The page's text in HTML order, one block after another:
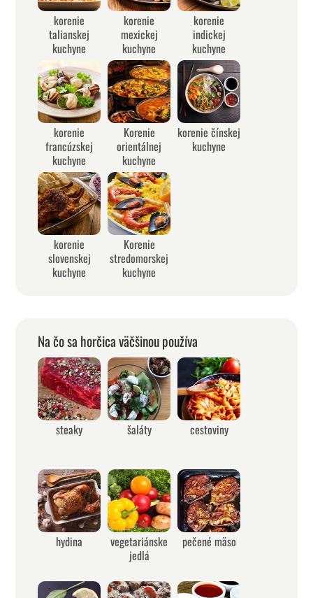
korenie
talianskej
kuchyne
korenie
mexickej
kuchyne
korenie
indickej
kuchyne
korenie
francúzskej
kuchyne
Korenie
orientálnej
kuchyne
korenie čínskej
kuchyne
korenie
slovenskej
kuchyne
Korenie
stredomorskej
kuchyne
Na čo sa horčica väčšinou používa
steaky šaláty cestoviny
hydina
vegetariánske
jedlá
pečené mäso